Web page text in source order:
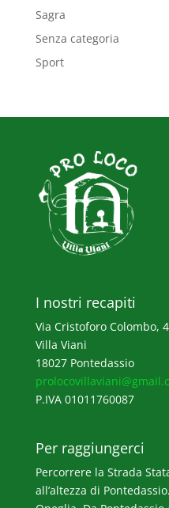
Sagra
Senza categoria
Sport
I nostri recapiti
Via Cristoforo Colombo,
Villa Viani
18027 Pontedassio
P.IVA 01011760087
Per raggiungerci
Percorrere la Strada
all’altezza di